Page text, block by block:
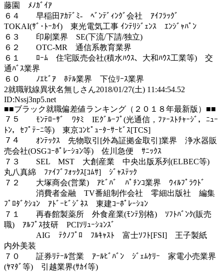
藤園 ﾒﾉｶﾞｲｱ
６４ 早稲田ｱｶﾃﾞﾐ- ﾍﾞﾝﾃﾞｨﾝｸﾞ会社 ｱｲﾌﾗｯｸﾞ
TOKAI(ｻﾞ･ﾄｰｶｲ) 東光電気工事 ｲﾝﾃﾘｼﾞｪﾝｽ ｴﾝｼﾞｬﾊﾟﾝ
６３ 印刷業界 SE(下流/下請/独立)
６２ OTC-MR 通信系教育業界
６１ ﾛｰﾑ 住宅販売会社(積水ﾊｳｽ、大和ﾊｳｽ工業等) 交
通ﾊﾞｽ業界
６０ ﾉｴﾋﾞｱ ﾎﾃﾙ業界 下位ﾘｰｽ業界
2就職戦線異状名無しさん2018/01/27(土) 11:44:54.52
ID:Nssj3np5.net
■■ブラック就職偏差値ランキング（２０１８年最新版）■■
７５ ﾓﾝﾃﾛｰｻﾞ ﾜﾀﾐ IEｸﾞﾙｰﾌﾟ(光通信，ﾌｧｰｽﾄﾁｬｰｼﾞ，ﾆｭｰ
ﾄﾝ，ｾﾌﾟﾃｰﾆ等) 東京ｺﾝﾋﾟｭｰﾀｰｻｰﾋﾞｽ[TCS]
７４ ｵﾝﾃｯｸｽ 先物取引[外為証拠金取引]業界 浄水器販
売会社(OSGｺｰﾎﾟﾚｰｼｮﾝ等) 佐川急便 ｻﾆｯｸｽ
７３ SEL MST 大創産業 中央出版系列(ELBEC等)
丸八真綿 ﾌｧｲﾌﾞﾌｫｯｸｽ[ｺﾑｻ] ｼﾞｬｽﾃｯｸ
７２ 大塚商会(営業) ｱﾋﾞﾊﾞ ﾊﾟﾁﾝｺ業界 ｳｨﾙﾌﾟﾗｳﾄﾞ
消費者金融 TV番組制作会社 零細出版社 編集
ﾌﾟﾛﾀﾞｸｼｮﾝ ｱﾄﾞｰﾋﾞｼﾞﾈｽ 東建ｺｰﾎﾟﾚｰｼｮﾝ
７１ 再春館製薬所 外食産業(ﾓﾝﾃ別格) ｿﾌﾄﾊﾞﾝｸ(販売
職) ｱﾙﾌﾟｽ技研 PCIｿﾘｭｰｼｮﾝｽﾞ
AIG ﾃｸﾉﾌﾟﾛ ﾌﾙｷｬｽﾄ 富士ｿﾌﾄ[FSI] 王子製紙
内外美装
７０ 証券ﾘﾃｰﾙ営業 ｱｰﾙﾋﾞﾊﾞﾝ ｼﾞｪﾑｹﾘｰ 家電小売業界
(ﾔﾏﾀﾞ等) 引越業界(ｻｶｲ等)